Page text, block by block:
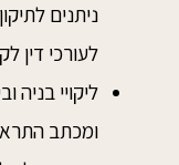
ניתנים
לעורכי דין
ליקויי בניה
ומכתב